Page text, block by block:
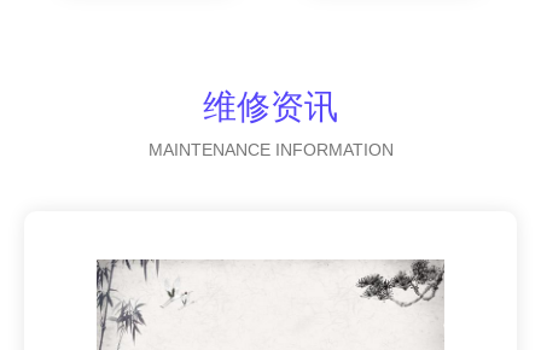
维修资讯
MAINTENANCE INFORMATION